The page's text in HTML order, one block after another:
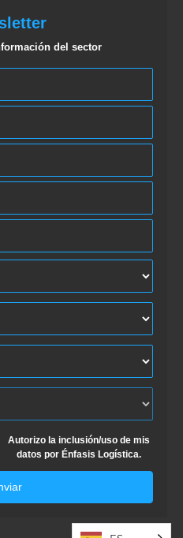
del sector
Autorizo la inclusión/uso de mis
datos por Énfasis Logística.